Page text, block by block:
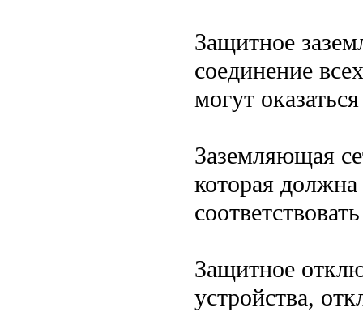
Защитное
соединение
могут
Заземляющая
которая
Защитное
устройства,